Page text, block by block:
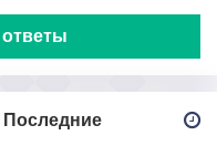
ответы